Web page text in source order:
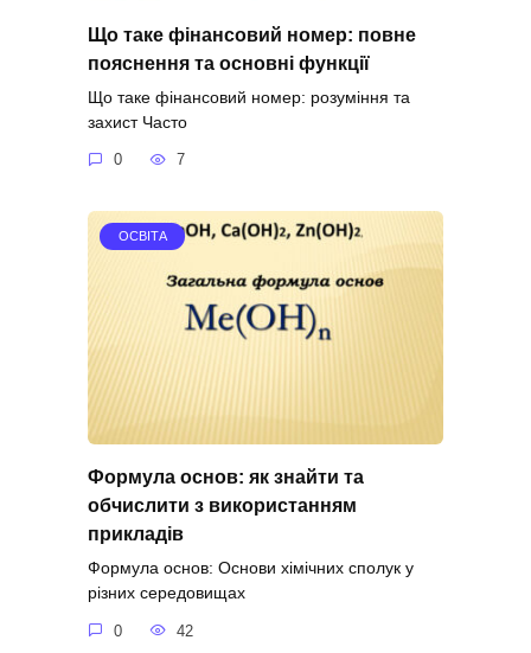
Що таке фінансовий номер: повне
пояснення та основні функції
Що таке фінансовий номер: розуміння та
захист Часто
0 7
ОСВІТА
Формула основ: як знайти та
обчислити з використанням
прикладів
Формула основ: Основи хімічних сполук у
різних середовищах
0 42